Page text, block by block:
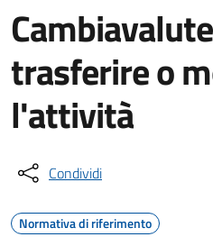
trasferire o
l'attività
Condividi
Normativa di riferimento